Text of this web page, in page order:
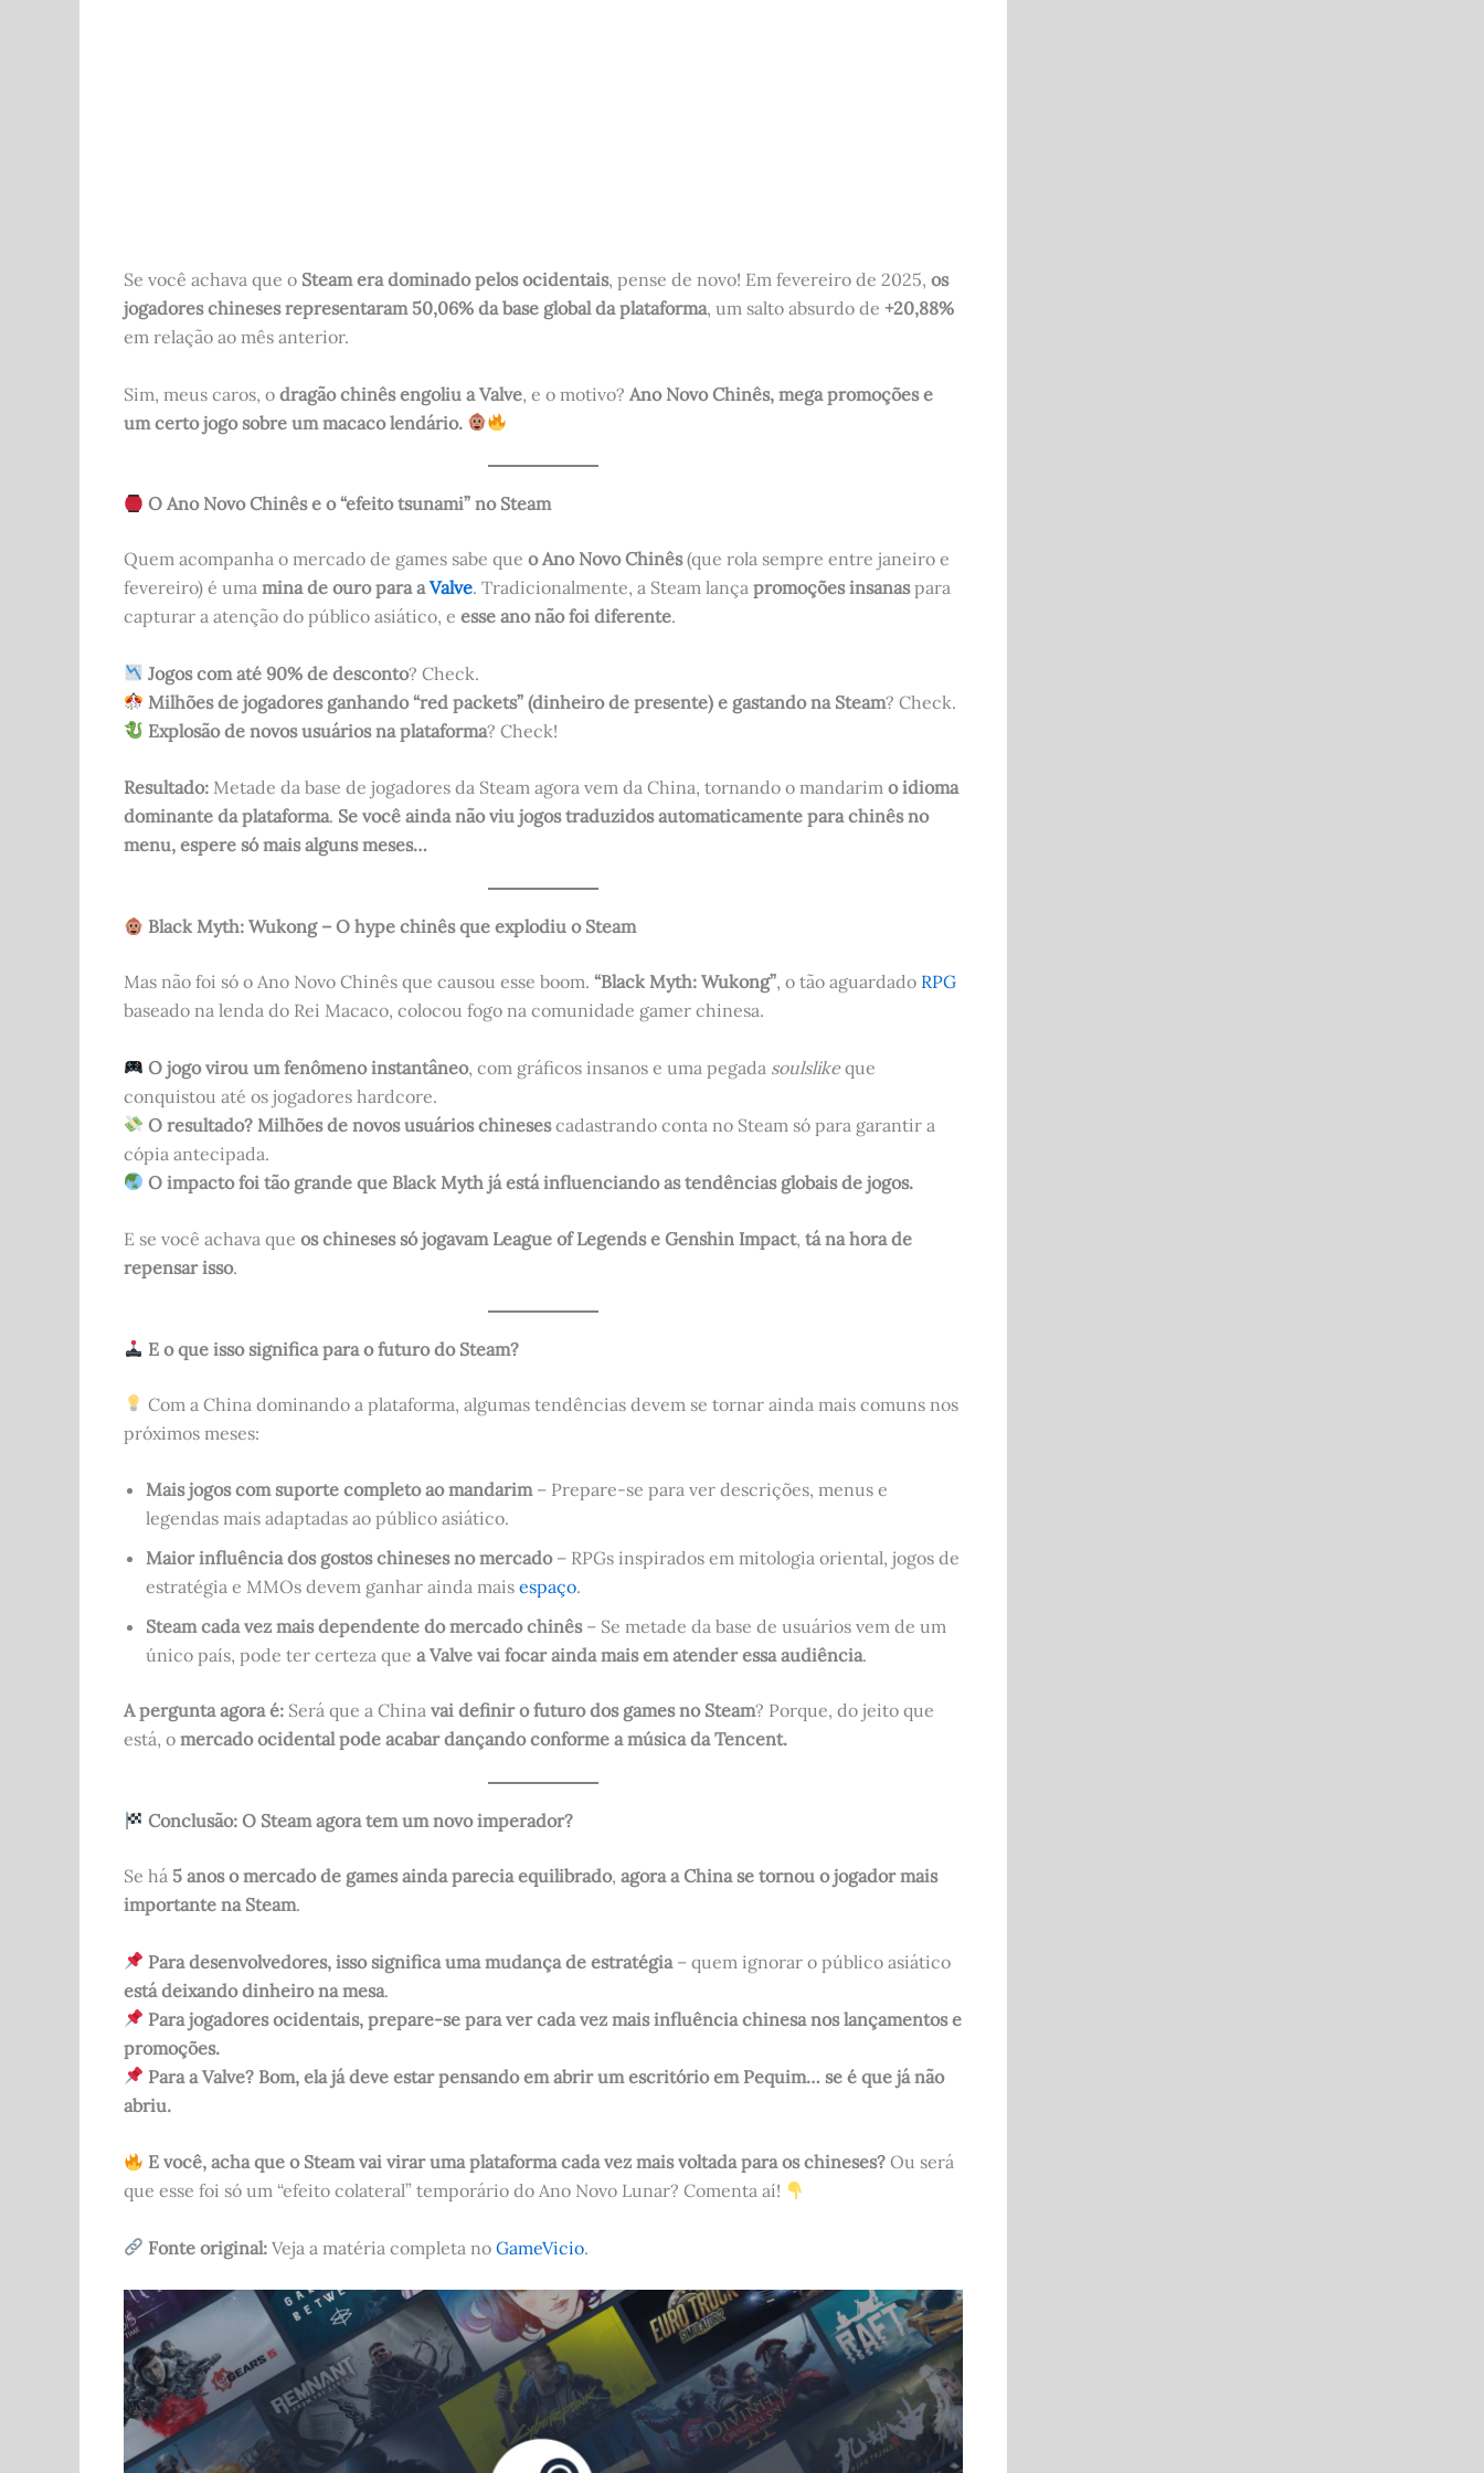
Se você achava que o Steam era dominado pelos ocidentais, pense de novo! Em fevereiro de 2025, os
jogadores chineses representaram 50,06% da base global da plataforma, um salto absurdo de +20,88%
em relação ao mês anterior.
Sim, meus caros, o dragão chinês engoliu a Valve, e o motivo? Ano Novo Chinês, mega promoções e
um certo jogo sobre um macaco lendário.
O Ano Novo Chinês e o “efeito tsunami” no Steam
Quem acompanha o mercado de games sabe que o Ano Novo Chinês(que rola sempre entre janeiro e
fevereiro) é uma mina de ouro para aValve. Tradicionalmente, a Steam lança promoções insanaspara
capturar a atenção do público asiático, e esse ano não foi diferente.
Jogos com até 90% de desconto? Check.
Milhões de jogadores ganhando “red packets” (dinheiro de presente) e gastando na Steam? Check.
Explosão de novos usuários na plataforma? Check!
Resultado: Metade da base de jogadores da Steam agora vem da China, tornando o mandarim o idioma
dominante da plataforma. Se você ainda não viu jogos traduzidos automaticamente para chinês no
menu, espere só mais alguns meses…
Black Myth: Wukong – O hype chinês que explodiu o Steam
Mas não foi só o Ano Novo Chinês que causou esse boom. “Black Myth: Wukong”, o tão aguardado RPG
baseado na lenda do Rei Macaco, colocou fogo na comunidade gamer chinesa.
O jogo virou um fenômeno instantâneo, com gráficos insanos e uma pegada soulslikeque
conquistou até os jogadores hardcore.
O resultado? Milhões de novos usuários chinesescadastrando conta no Steam só para garantir a
cópia antecipada.
O impacto foi tão grande que Black Myth já está influenciando as tendências globais de jogos.
E se você achava que os chineses só jogavam League of Legends e Genshin Impact, tá na hora de
repensar isso.
E o que isso significa para o futuro do Steam?
Com a China dominando a plataforma, algumas tendências devem se tornar ainda mais comuns nos
próximos meses:
Mais jogos com suporte completo ao mandarim– Prepare-se para ver descrições, menus e
legendas mais adaptadas ao público asiático.
Maior influência dos gostos chineses no mercado– RPGs inspirados em mitologia oriental, jogos de
estratégia e MMOs devem ganhar ainda mais espaço.
Steam cada vez mais dependente do mercado chinês– Se metade da base de usuários vem de um
único país, pode ter certeza que a Valve vai focar ainda mais em atender essa audiência.
A pergunta agora é: Será que a China vai definir o futuro dos games no Steam? Porque, do jeito que
está, o mercado ocidental pode acabar dançando conforme a música da Tencent.
Conclusão: O Steam agora tem um novo imperador?
Se há 5 anos o mercado de games ainda parecia equilibrado, agora a China se tornou o jogador mais
importante na Steam.
Para desenvolvedores, isso significa uma mudança de estratégia – quem ignorar o público asiático
está deixando dinheiro na mesa.
Para jogadores ocidentais, prepare-se para ver cada vez mais influência chinesa nos lançamentos e
promoções.
Para a Valve? Bom, ela já deve estar pensando em abrir um escritório em Pequim… se é que já não
abriu.
E você, acha que o Steam vai virar uma plataforma cada vez mais voltada para os chineses? Ou será
que esse foi só um “efeito colateral” temporário do Ano Novo Lunar? Comenta aí!
Fonte original: Veja a matéria completa noGameVicio.